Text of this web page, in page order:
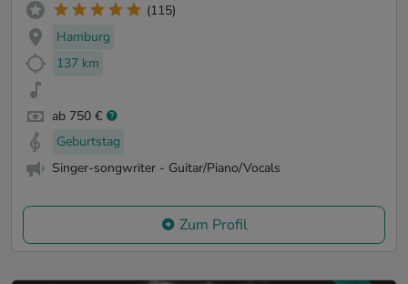
(115)
Hamburg
137 km
ab 750 €
Geburtstag
Singer-songwriter - Guitar/Piano/Vocals
Zum Profil